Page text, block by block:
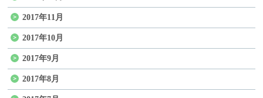
2017年11月
2017年10月
2017年9月
2017年8月